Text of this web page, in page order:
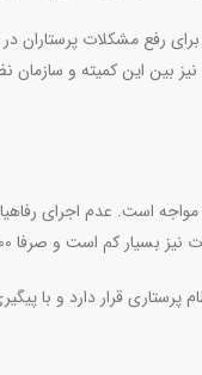
رفع مشکلات پرستاران
کمیته و سازمان نظام
است. عدم اجرای
تومان بابت حق مسکن پرداخت می‌شود.
قرار دارد و با